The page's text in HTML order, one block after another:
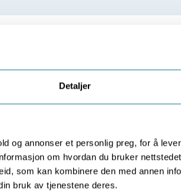
Detaljer
og annonser et personlig preg, for å
om hvordan du bruker
som kan kombinere den med annen
bruk av tjenestene deres.
SEEPEX N
N-pumpene fra Seepex er
nesten alle industrisektorer
eller uten faste stoffer. Dette
Forespør eller les mer